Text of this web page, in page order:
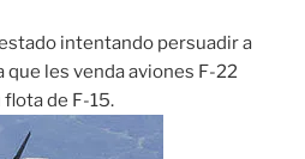
intentando persuadir a
que les venda aviones F-22
de F-15.